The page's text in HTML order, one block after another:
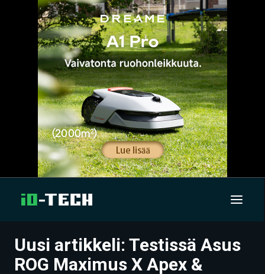
UUTISET
Uusi artikkeli: Testissä Asus
ROG Maximus X Apex &